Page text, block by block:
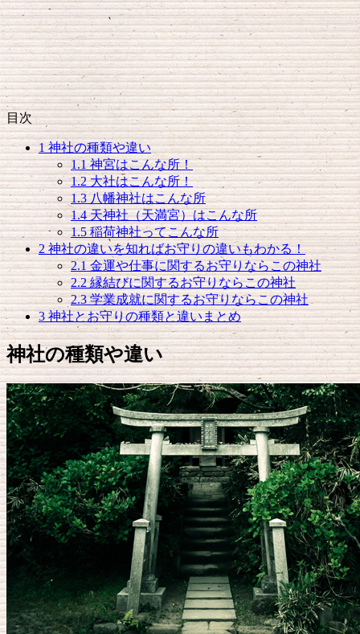
目次
1神社の種類や違い
1.1神宮はこんな所！
1.2大社はこんな所！
1.3八幡神社はこんな所
1.4天神社（天満宮）はこんな所
1.5稲荷神社ってこんな所
2神社の違いを知ればお守りの違いもわかる！
2.1金運や仕事に関するお守りならこの神社
2.2縁結びに関するお守りならこの神社
2.3学業成就に関するお守りならこの神社
3神社とお守りの種類と違いまとめ
神社の種類や違い